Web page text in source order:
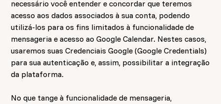
necessário você entender e concordar que teremos
acesso aos dados associados à sua conta, podendo
utilizá-los para os fins limitados à funcionalidade de
mensageria e acesso ao Google Calendar. Nestes casos,
usaremos suas Credenciais Google (Google Credentials)
para sua autenticação e, assim, possibilitar a integração
da plataforma.
No que tange à funcionalidade de mensageria,